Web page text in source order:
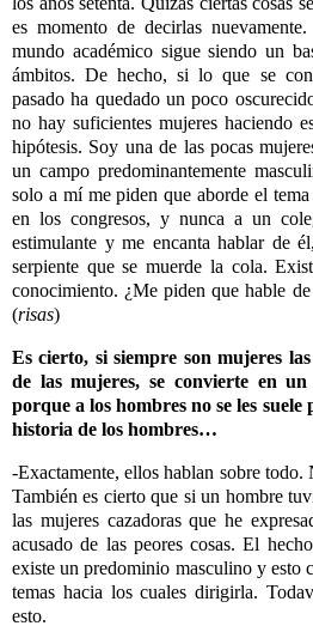
es momento de decirlas
mundo académico sigue siendo un
ámbitos. De hecho, si lo que se
pasado ha quedado un poco
no hay suficientes mujeres haciendo
hipótesis. Soy una de las pocas
un campo predominantemente
solo a mí me piden que aborde el
en los congresos, y nunca a un
estimulante y me encanta hablar de
serpiente que se muerde la cola.
conocimiento. ¿Me piden que hable
(risas)
Es cierto, si siempre son mujeres
de las mujeres, se convierte en
porque a los hombres no se les
historia de los hombres…
-Exactamente, ellos hablan sobre
También es cierto que si un hombre
las mujeres cazadoras que he
acusado de las peores cosas. El
existe un predominio masculino y esto
temas hacia los cuales dirigirla.
esto.